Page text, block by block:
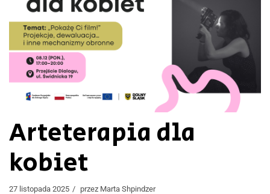
Arteterapia dla
kobiet
27 listopada 2025 przez Marta Shpindzer